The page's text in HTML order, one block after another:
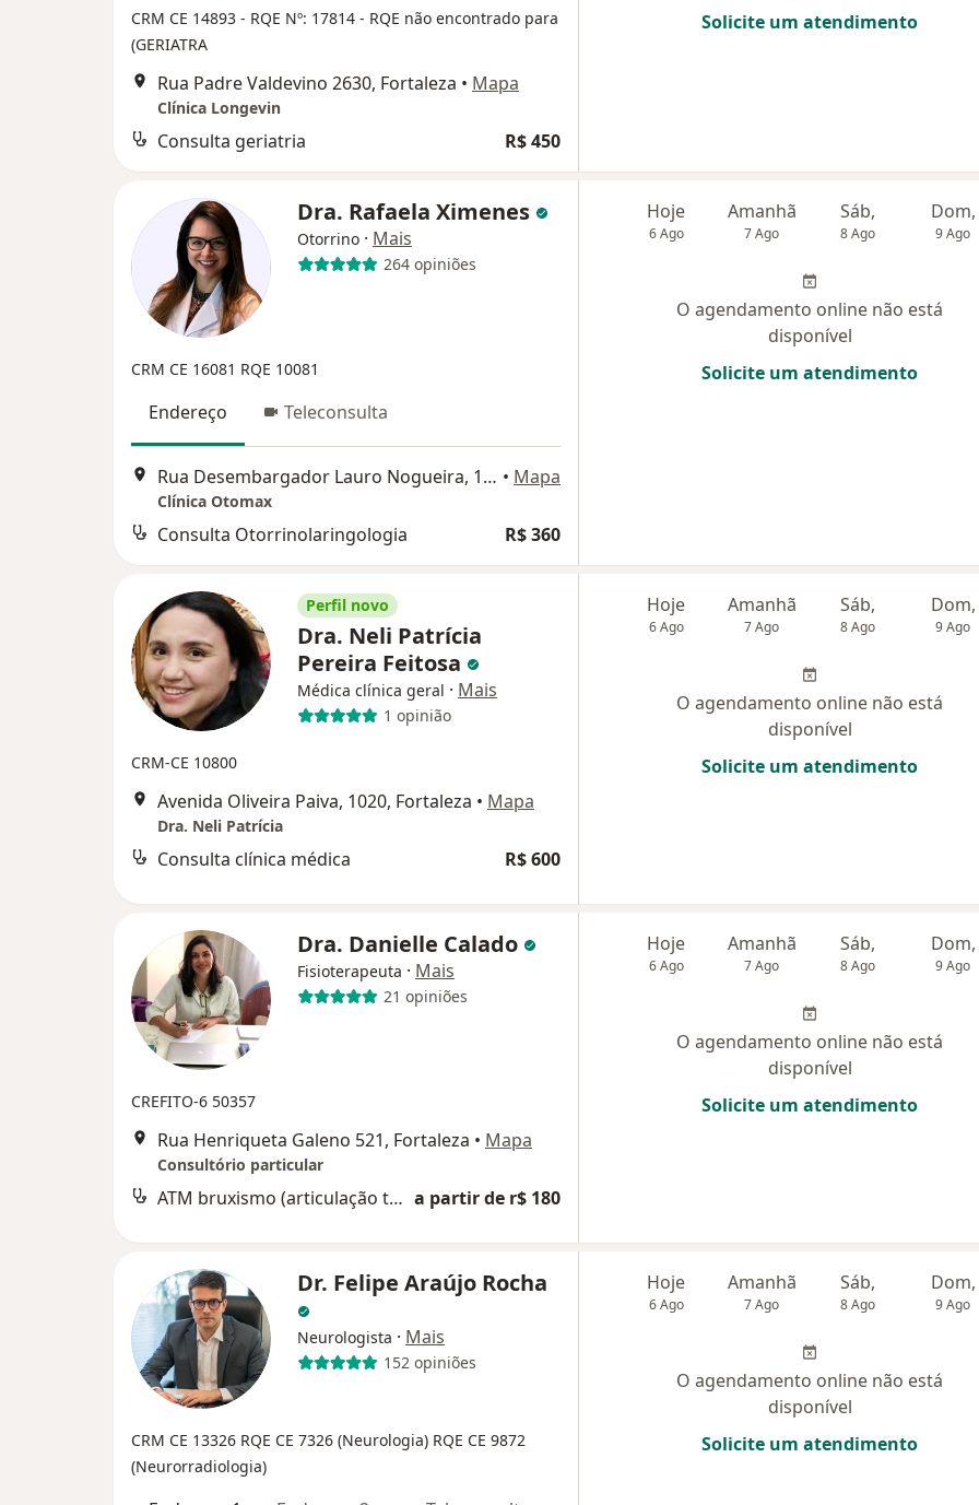
CRM CE 14893 - RQE Nº: 17814 - RQE não encontrado para
(GERIATRA
Rua Padre Valdevino 2630, Fortaleza • Mapa
Clínica Longevin
Consulta geriatria R$ 450
Solicite um atendimento
Dra. Rafaela Ximenes
Otorrino · Mais
264 opiniões
CRM CE 16081 RQE 10081
Endereço Teleconsulta
Rua Desembargador Lauro Nogueira, 1500, Fortaleza • Mapa
Clínica Otomax
Consulta Otorrinolaringologia R$ 360
Hoje
6 Ago
Amanhã
7 Ago
Sáb,
8 Ago
Dom,
9 Ago
O agendamento online não está
disponível
Solicite um atendimento
Perfil novo
Dra. Neli Patrícia
Pereira Feitosa
Médica clínica geral · Mais
1 opinião
CRM-CE 10800
Avenida Oliveira Paiva, 1020, Fortaleza • Mapa
Dra. Neli Patrícia
Consulta clínica médica R$ 600
Hoje
6 Ago
Amanhã
7 Ago
Sáb,
8 Ago
Dom,
9 Ago
O agendamento online não está
disponível
Solicite um atendimento
Dra. Danielle Calado
Fisioterapeuta · Mais
21 opiniões
CREFITO-6 50357
Rua Henriqueta Galeno 521, Fortaleza • Mapa
Consultório particular
ATM bruxismo (articulação temporomandibular) a partir de r$ 180
Hoje
6 Ago
Amanhã
7 Ago
Sáb,
8 Ago
Dom,
9 Ago
O agendamento online não está
disponível
Solicite um atendimento
Dr. Felipe Araújo Rocha
Neurologista · Mais
152 opiniões
CRM CE 13326 RQE CE 7326 (Neurologia) RQE CE 9872
(Neurorradiologia)
Hoje
6 Ago
Amanhã
7 Ago
Sáb,
8 Ago
Dom,
9 Ago
O agendamento online não está
disponível
Solicite um atendimento